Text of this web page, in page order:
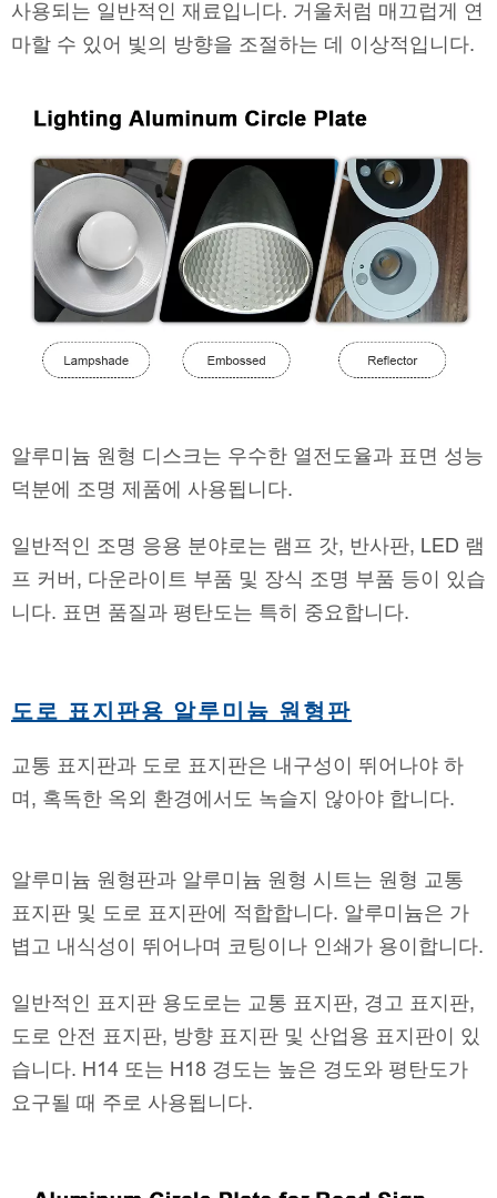
사용되는 일반적인 재료입니다. 거울처럼 매끄럽게 연
마할 수 있어 빛의 방향을 조절하는 데 이상적입니다.
알루미늄 원형 디스크는 우수한 열전도율과 표면 성능
덕분에 조명 제품에 사용됩니다.
일반적인 조명 응용 분야로는 램프 갓, 반사판, LED 램
프 커버, 다운라이트 부품 및 장식 조명 부품 등이 있습
니다. 표면 품질과 평탄도는 특히 중요합니다.
도로 표지판용 알루미늄 원형판
교통 표지판과 도로 표지판은 내구성이 뛰어나야 하
며, 혹독한 옥외 환경에서도 녹슬지 않아야 합니다.
알루미늄 원형판과 알루미늄 원형 시트는 원형 교통
표지판 및 도로 표지판에 적합합니다. 알루미늄은 가
볍고 내식성이 뛰어나며 코팅이나 인쇄가 용이합니다.
일반적인 표지판 용도로는 교통 표지판, 경고 표지판,
도로 안전 표지판, 방향 표지판 및 산업용 표지판이 있
습니다. H14 또는 H18 경도는 높은 경도와 평탄도가
요구될 때 주로 사용됩니다.